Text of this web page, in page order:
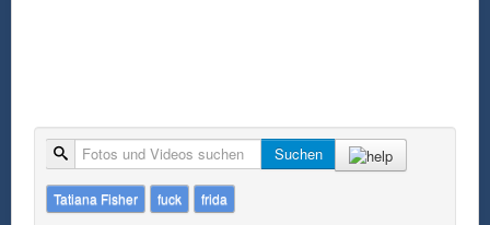
Suche Suchen
Tatiana Fisher fuck frida